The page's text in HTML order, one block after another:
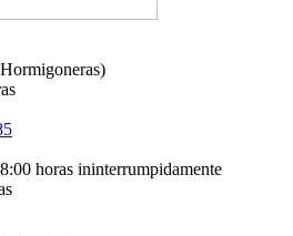
horas ininterrumpidamente